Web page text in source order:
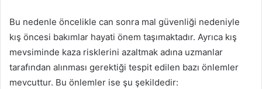
Bu nedenle öncelikle can sonra mal güvenliği nedeniyle
kış öncesi bakımlar hayati önem taşımaktadır. Ayrıca kış
mevsiminde kaza risklerini azaltmak adına uzmanlar
tarafından alınması gerektiği tespit edilen bazı önlemler
mevcuttur. Bu önlemler ise şu şekildedir: